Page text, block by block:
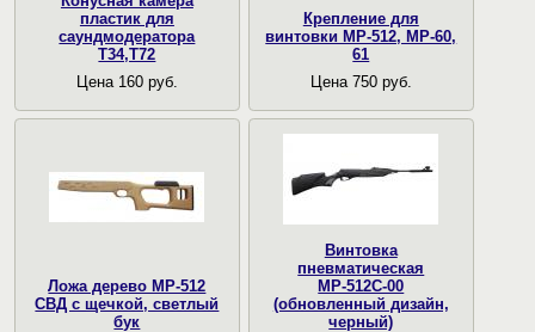
пластик для
саундмодератора
Т34,Т72
Цена 160 руб.
Крепление для
винтовки МР-512, МР-60,
61
Цена 750 руб.
Ложа дерево МР-512
СВД с щечкой, светлый
бук
Винтовка
пневматическая
МР-512С-00
(обновленный дизайн,
черный)